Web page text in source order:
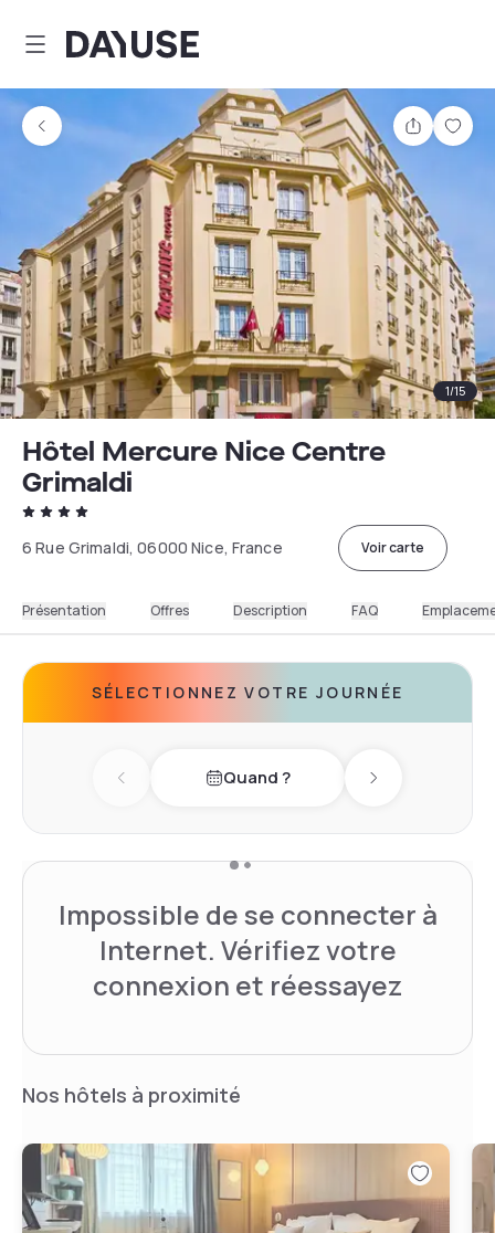
Dayuse
Partager
1/15
Hôtel Mercure Nice Centre
Grimaldi
6 Rue Grimaldi, 06000 Nice, France Voir carte
Présentation Offres Description FAQ
SÉLECTIONNEZ VOTRE JOURNÉE
Previous dayQuand ? Next day
Impossible de se connecter à
Internet. Vérifiez votre
connexion et réessayez
Nos hôtels à proximité